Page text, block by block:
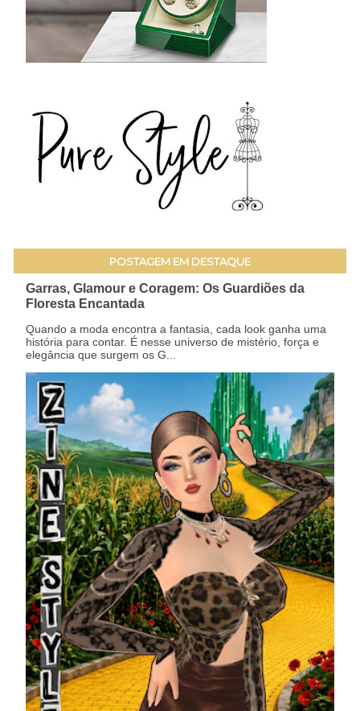
POSTAGEM EM DESTAQUE
Garras, Glamour e Coragem: Os Guardiões da
Floresta Encantada
Quando a moda encontra a fantasia, cada look ganha uma
história para contar. É nesse universo de mistério, força e
elegância que surgem os G...